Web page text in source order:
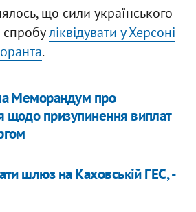
що сили українського
спробуліквідувати у Херсоні
.
Меморандум про
щодо призупинення виплат
шлюз на Каховській ГЕС, -